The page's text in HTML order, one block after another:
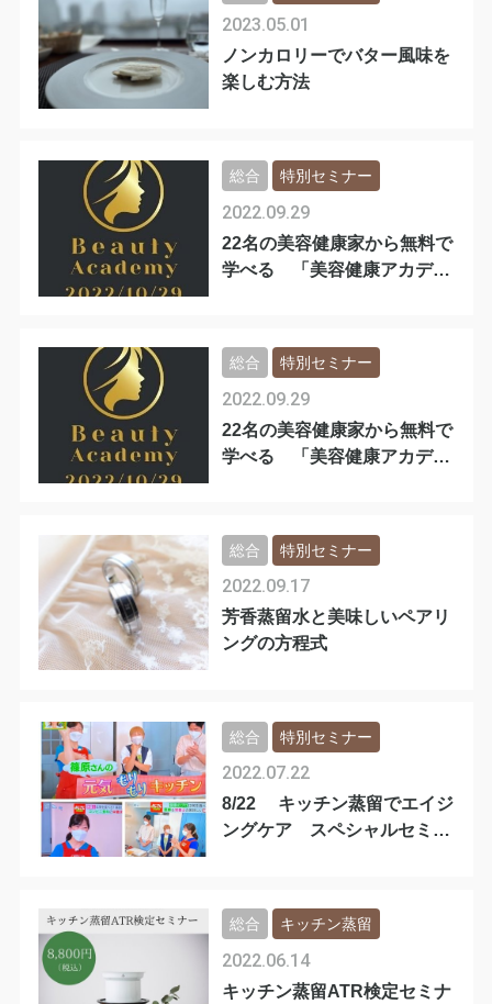
ノンカロリーでバター風味を
楽しむ方法
2023.05.01
22名の美容健康家から無料で
学べる 「美容健康アカデミ
2022.09.29
総合 特別セミナー
22名の美容健康家から無料で
学べる 「美容健康アカデミ
2022.09.29
総合 特別セミナー
芳香蒸留水と美味しいペアリ
ングの方程式
2022.09.17
総合 特別セミナー
8/22 キッチン蒸留でエイジ
ングケア スペシャルセミナ
2022.07.22
総合 特別セミナー
キッチン蒸留ATR検定セミナ
2022.06.14
総合 キッチン蒸留